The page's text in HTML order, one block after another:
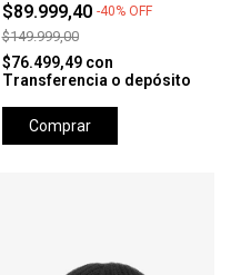
$89.999,40 -40% OFF
$149.999,00
$76.499,49 con
Transferencia o depósito
Comprar